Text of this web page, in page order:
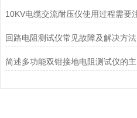
回路电阻测试仪常见故障及解决方法